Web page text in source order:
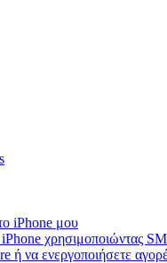
iPhone μου
χρησιμοποιώντας
να ενεργοποιήσετε